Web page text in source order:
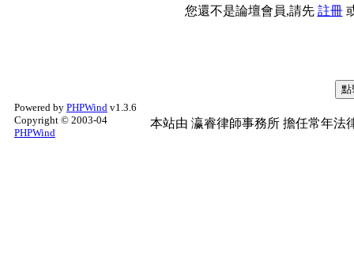
您還不是論壇會員,請先 註冊
Powered by PHPWind v1.3.6
Copyright © 2003-04
PHPWind
本站由 瀛睿律師事務所 擔任常年法